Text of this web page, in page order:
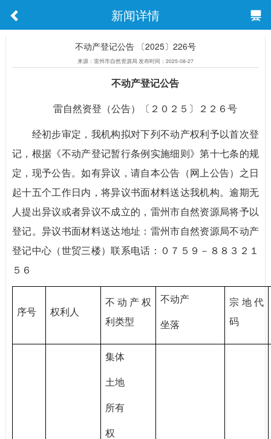
新闻详情
不动产登记公告 〔2025〕226号
来源：雷州市自然资源局 发布时间：2025-08-27
不动产登记公告
雷自然资登（公告）〔２０２５〕２２６号
经初步审定，我机构拟对下列不动产权利予以首次登
记，根据《不动产登记暂行条例实施细则》第十七条的规
定，现予公告。如有异议，请自本公告（网上公告）之日
起十五个工作日内，将异议书面材料送达我机构。逾期无
人提出异议或者异议不成立的，雷州市自然资源局将予以
登记。异议书面材料送达地址：雷州市自然资源局不动产
登记中心（世贸三楼）联系电话：０７５９－８８３２１
５６
序号 权利人
不动产权
利类型
不动产
坐落
宗地代
码
集体
土地
所有
权